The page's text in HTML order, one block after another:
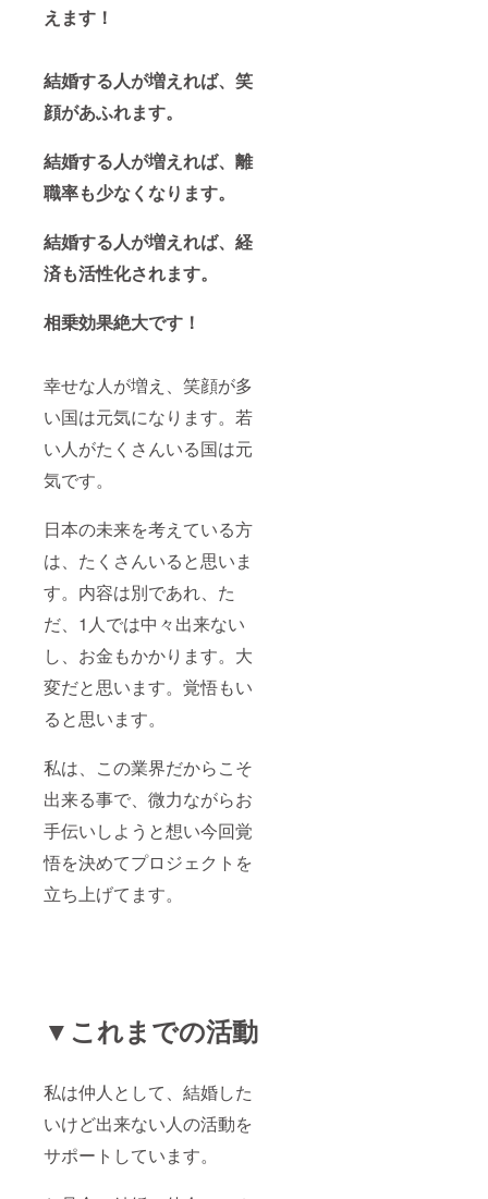
えます！
結婚する人が増えれば、笑
顔があふれます。
結婚する人が増えれば、離
職率も少なくなります。
結婚する人が増えれば、経
済も活性化されます。
相乗効果絶大です！
幸せな人が増え、笑顔が多
い国は元気になります。若
い人がたくさんいる国は元
気です。
日本の未来を考えている方
は、たくさんいると思いま
す。内容は別であれ、た
だ、1人では中々出来ない
し、お金もかかります。大
変だと思います。覚悟もい
ると思います。
私は、この業界だからこそ
出来る事で、微力ながらお
手伝いしようと想い今回覚
悟を決めてプロジェクトを
立ち上げてます。
▼これまでの活動
私は仲人として、結婚した
いけど出来ない人の活動を
サポートしています。